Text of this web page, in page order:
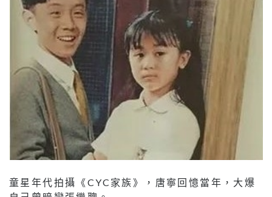
童星年代拍攝《CYC家族》，唐寧回憶當年，大爆